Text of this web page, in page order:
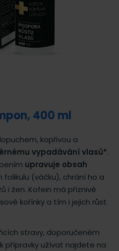
400 ml
kopřivou a
vypadávání vlasů*.
upravuje obsah
folikulu (váčku), chrání ho a
i žen. Kofein má příznivé
kořínky a tím i jejich růst.
stravy, doporučeném
přípravky užívat najdete na